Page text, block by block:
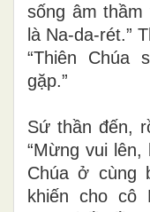
sống âm thầm
là Na-da-rét.”
“Thiên Chúa
gặp.”
Sứ thần đến,
“Mừng vui
Chúa ở cùng
khiến cho cô